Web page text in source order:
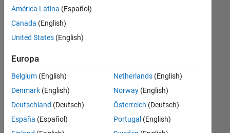
Marketing Services
Human Resources
Büro- und Verwaltungsdienste
es
keine
offenen
Stellen,
Ihren
Suchkriterien
entsprechen.
können
die
Suchkriterien
América Latina (Español)
Canada (English)
United States (English)
Europa
Belgium (English)
Denmark (English)
Deutschland (Deutsch)
España (Español)
Netherlands(English)
Norway(English)
Österreich (Deutsch)
Portugal (English)